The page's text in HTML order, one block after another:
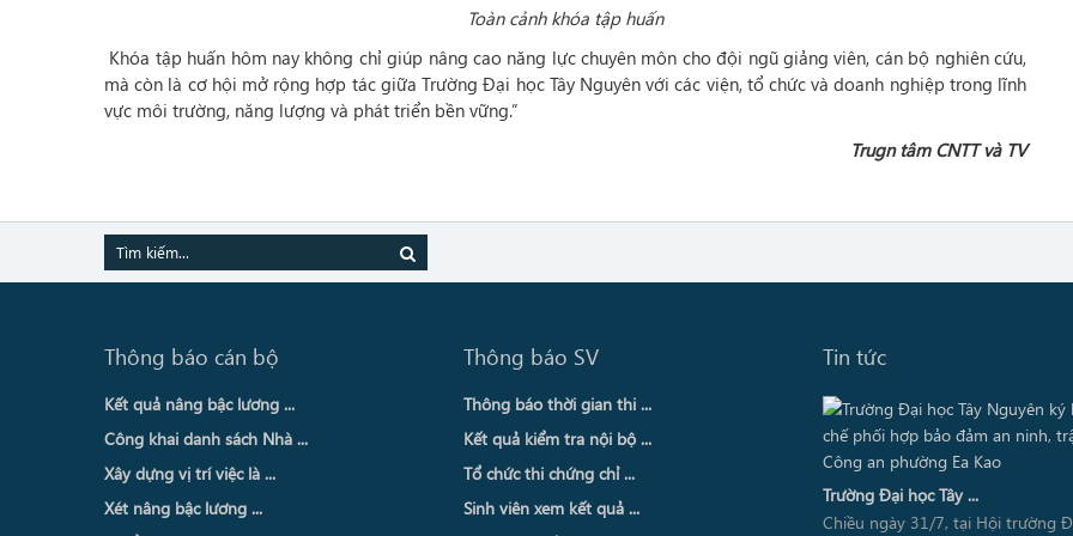
Toàn cảnh khóa tập huấn
Khóa tập huấn hôm nay không chỉ giúp nâng cao năng lực chuyên môn cho đội ngũ giảng viên, cán bộ nghiên cứu,
mà còn là cơ hội mở rộng hợp tác giữa Trường Đại học Tây Nguyên với các viện, tổ chức và doanh nghiệp trong lĩnh
vực môi trường, năng lượng và phát triển bền vững.”
Trugn tâm CNTT và TV
Thông báo cán bộ
Kết quả nâng bậc lương ...
Công khai danh sách Nhà ...
Xây dựng vị trí việc là ...
Xét nâng bậc lương ...
Thông báo SV
Thông báo thời gian thi ...
Kết quả kiểm tra nội bộ ...
Tổ chức thi chứng chỉ ...
Sinh viên xem kết quả ...
Tin tức
Trường Đại học Tây ...
Chiều ngày 31/7, tại Hội trường